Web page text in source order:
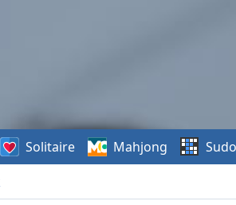
Solitaire Mahjong